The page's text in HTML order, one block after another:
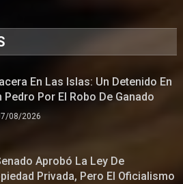
En Las Islas: Un Detenido En
Pedro Por El Robo De Ganado
08/2026
Aprobó La Ley De
Privada, Pero El Oficialismo